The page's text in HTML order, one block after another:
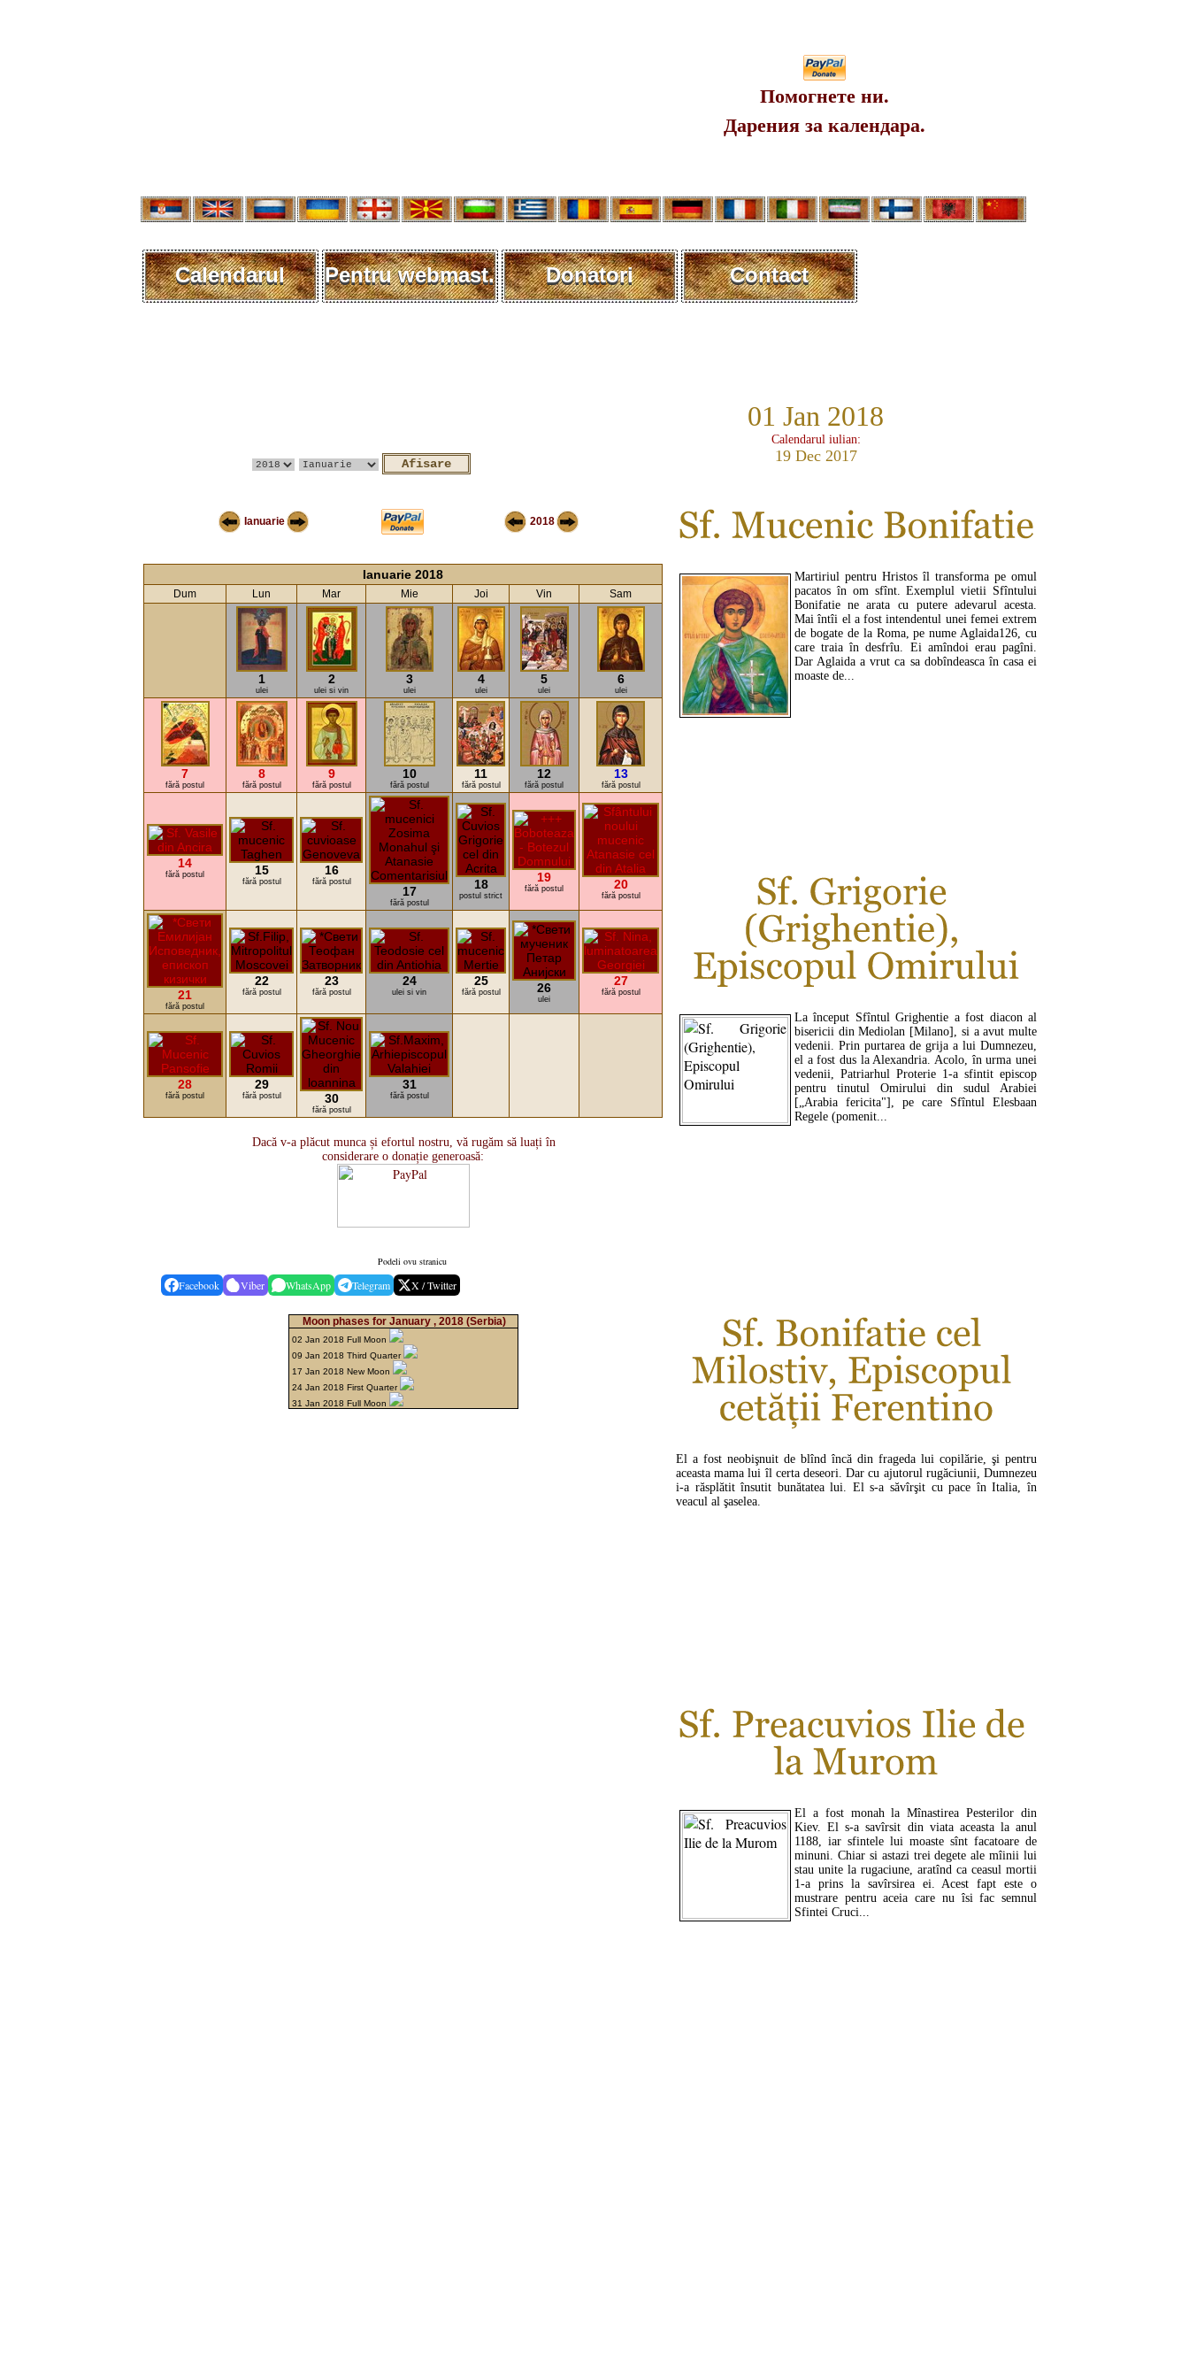
Помогнете ни.
Дарения за календара.
Calendarul Pentru webmast. Donatori Contact
01 Jan 2018
Calendarul iulian:
19 Dec 2017
Ianuarie 2018
Martiriul pentru Hristos îl transforma pe omul
pacatos în om sfînt. Exemplul vietii Sfîntului
Bonifatie ne arata cu putere adevarul acesta.
Mai întîi el a fost intendentul unei femei extrem
de bogate de la Roma, pe nume Aglaida126, cu
care traia în desfrîu. Ei amîndoi erau pagîni.
Dar Aglaida a vrut ca sa dobîndeasca în casa ei
moaste de...
La început Sfîntul Grighentie a fost diacon al
bisericii din Mediolan [Milano], si a avut multe
vedenii. Prin purtarea de grija a lui Dumnezeu,
el a fost dus la Alexandria. Acolo, în urma unei
vedenii, Patriarhul Proterie 1-a sfintit episcop
pentru tinutul Omirului din sudul Arabiei
[„Arabia fericita"], pe care Sfîntul Elesbaan
Regele (pomenit...
El a fost neobişnuit de blînd încă din frageda lui copilărie, şi pentru
aceasta mama lui îl certa deseori. Dar cu ajutorul rugăciunii, Dumnezeu
i-a răsplătit însutit bunătatea lui. El s-a săvîrşit cu pace în Italia, în
veacul al şaselea.
El a fost monah la Mînastirea Pesterilor din
Kiev. El s-a savîrsit din viata aceasta la anul
1188, iar sfintele lui moaste sînt facatoare de
minuni. Chiar si astazi trei degete ale mîinii lui
stau unite la rugaciune, aratînd ca ceasul mortii
1-a prins la savîrsirea ei. Acest fapt este o
mustrare pentru aceia care nu îsi fac semnul
Sfintei Cruci...
Ianuarie 2018
Dum Lun Mar Mie Joi Vin Sam
1
ulei
2
ulei si vin
3
ulei
4
ulei
5
ulei
6
ulei
7
fără postul
8
fără postul
9
fără postul
10
fără postul
11
fără postul
12
fără postul
13
fără postul
14
fără postul 15
fără postul
16
fără postul
17
fără postul
18
postul strict
19
fără postul 20
fără postul
21
fără postul
22
fără postul
23
fără postul
24
ulei si vin
25
fără postul 26
ulei
27
fără postul
28
fără postul
29
fără postul 30
fără postul
31
fără postul
Dacă v-a plăcut munca și efortul nostru, vă rugăm să luați în
considerare o donație generoasă:
Podeli ovu stranicu
Facebook Viber WhatsApp Telegram X / Twitter
Moon phases for January , 2018 (Serbia)
02 Jan 2018 Full Moon
09 Jan 2018 Third Quarter
17 Jan 2018 New Moon
24 Jan 2018 First Quarter
31 Jan 2018 Full Moon